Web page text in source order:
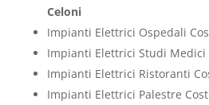
Celoni
Impianti Elettrici Ospedali
Impianti Elettrici Studi Medici
Impianti Elettrici Ristoranti
Impianti Elettrici Palestre